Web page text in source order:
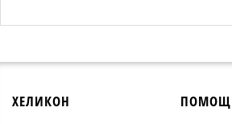
ХЕЛИКОН ПОМОЩ